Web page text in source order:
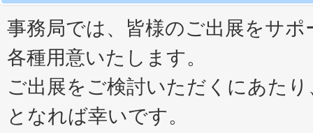
事務局では、皆様のご出展をサ
各種用意いたします。
ご出展をご検討いただくにあた
となれば幸いです。